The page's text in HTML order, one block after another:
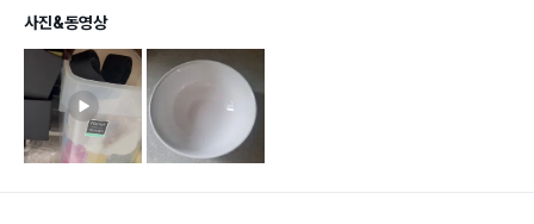
사진&동영상